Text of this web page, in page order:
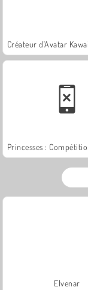
Elvenar